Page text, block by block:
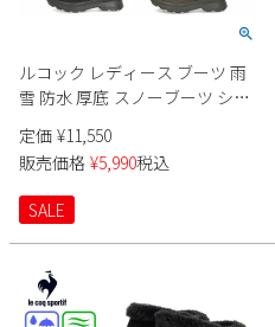
営業日カレンダー
休業日
9
10 11
ルコック レディース ブーツ 雨
雪 防水 厚底 スノーブーツ ショ
ート丈 ファスナー付き 防滑 軽
量 クッション性 LCS ベレー IV
LG QL3WJD90BK ブラック
QZ3WJD87GY グレー ルコック
スポルティフ le coq sportif
定価 ¥11,550
販売価格 ¥5,990税込
SALE